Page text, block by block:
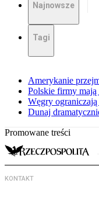
Najnowsze
Tagi
Amerykanie
Polskie firmy mają
Węgry
Dunaj
Promowane treści
KONTAKT